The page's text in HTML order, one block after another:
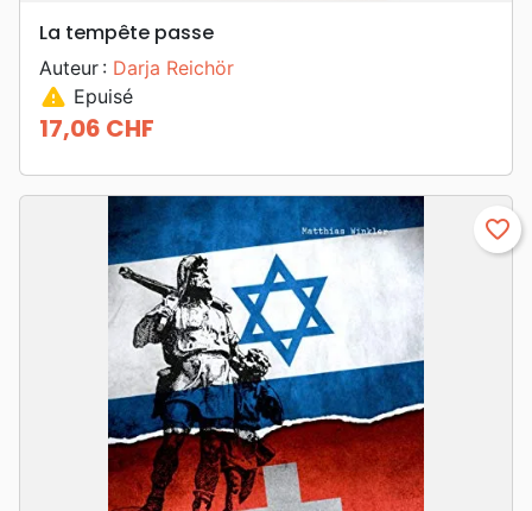
La tempête passe
Auteur : Darja Reichör
warning Epuisé
Prix
17,06 CHF
favorite_border